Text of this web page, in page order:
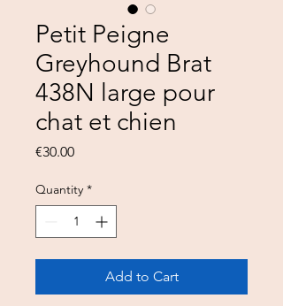
Petit Peigne
Greyhound Brat
438N large pour
chat et chien
€30.00Price
Quantity *
Add to Cart